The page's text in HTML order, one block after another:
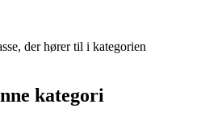
der hører til i kategorien
kategori